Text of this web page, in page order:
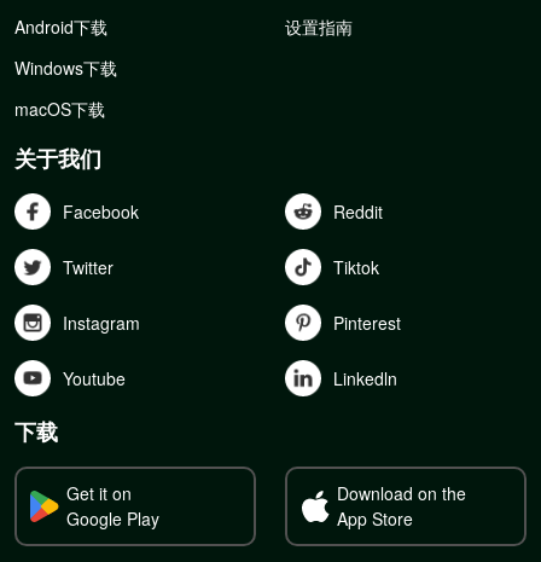
Android下载
Windows下载
macOS下载
设置指南
关于我们
Facebook Reddit
Twitter Tiktok
Instagram Pinterest
Youtube Linkedln
下载
Get it on
Google Play
Download on the
App Store